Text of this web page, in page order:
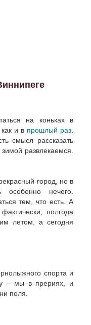
на коньках в
и в прошлый раз
смысл рассказать
развлекаемся.
город, но в
особенно нечего.
тем, что есть. А
полгода
летом, а сегодня
спорта и
– мы в прериях, и
поля.